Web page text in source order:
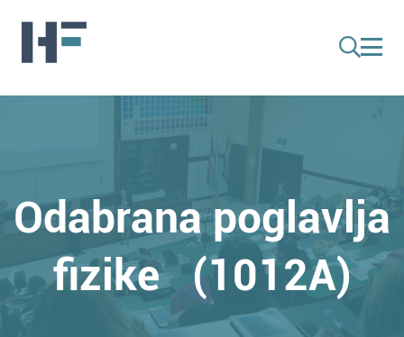
Odabrana poglavlja
fizike (1012A)